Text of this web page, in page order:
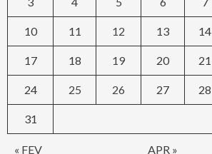
« FEV APR »
10 11 12 13 14
17 18 19 20 21
24 25 26 27 28
31